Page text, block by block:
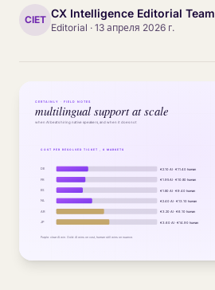
CIET CX Intelligence Editorial Team
Editorial · 13 апреля 2026 г.